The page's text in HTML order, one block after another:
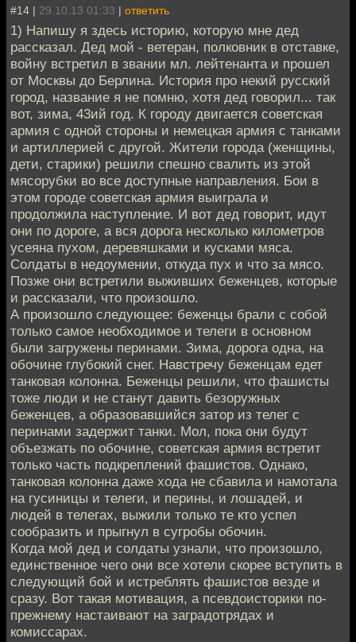
#14 | 29.10.13 01:33 | ответить
1) Напишу я здесь историю, которую мне дед
рассказал. Дед мой - ветеран, полковник в отставке,
войну встретил в звании мл. лейтенанта и прошел
от Москвы до Берлина. История про некий русский
город, название я не помню, хотя дед говорил... так
вот, зима, 43ий год. К городу двигается советская
армия с одной стороны и немецкая армия с танками
и артиллерией с другой. Жители города (женщины,
дети, старики) решили спешно свалить из этой
мясорубки во все доступные направления. Бои в
этом городе советская армия выиграла и
продолжила наступление. И вот дед говорит, идут
они по дороге, а вся дорога несколько километров
усеяна пухом, деревяшками и кусками мяса.
Солдаты в недоумении, откуда пух и что за мясо.
Позже они встретили выживших беженцев, которые
и рассказали, что произошло.
А произошло следующее: беженцы брали с собой
только самое необходимое и телеги в основном
были загружены перинами. Зима, дорога одна, на
обочине глубокий снег. Навстречу беженцам едет
танковая колонна. Беженцы решили, что фашисты
тоже люди и не станут давить безоружных
беженцев, а образовавшийся затор из телег с
перинами задержит танки. Мол, пока они будут
объезжать по обочине, советская армия встретит
только часть подкреплений фашистов. Однако,
танковая колонна даже хода не сбавила и намотала
на гусиницы и телеги, и перины, и лошадей, и
людей в телегах, выжили только те кто успел
сообразить и прыгнул в сугробы обочин.
Когда мой дед и солдаты узнали, что произошло,
единственное чего они все хотели скорее вступить в
следующий бой и истреблять фашистов везде и
сразу. Вот такая мотивация, а псевдоисторики по-
прежнему настаивают на заградотрядах и
комиссарах.